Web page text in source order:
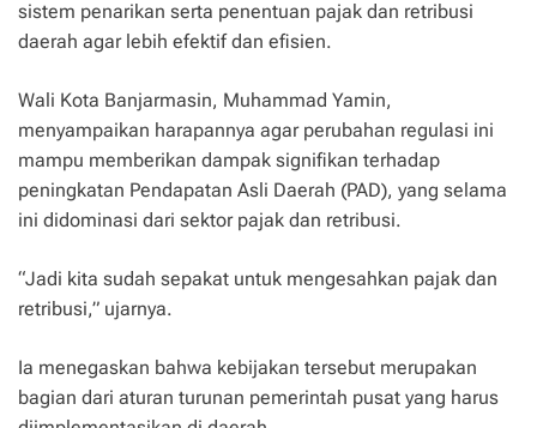
sistem penarikan serta penentuan pajak dan retribusi
daerah agar lebih efektif dan efisien.
Wali Kota Banjarmasin, Muhammad Yamin,
menyampaikan harapannya agar perubahan regulasi ini
mampu memberikan dampak signifikan terhadap
peningkatan Pendapatan Asli Daerah (PAD), yang selama
ini didominasi dari sektor pajak dan retribusi.
“Jadi kita sudah sepakat untuk mengesahkan pajak dan
retribusi,” ujarnya.
Ia menegaskan bahwa kebijakan tersebut merupakan
bagian dari aturan turunan pemerintah pusat yang harus